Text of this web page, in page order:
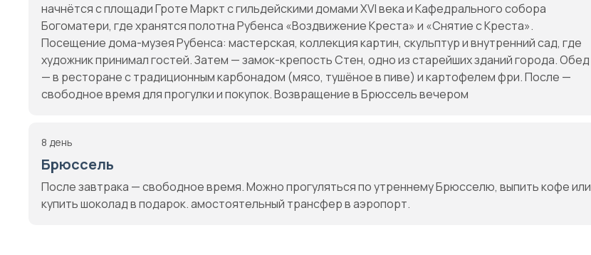
начнётся с площади Гроте Маркт с гильдейскими домами XVI века и Кафедрального собора
Богоматери, где хранятся полотна Рубенса «Воздвижение Креста» и «Снятие с Креста».
Посещение дома-музея Рубенса: мастерская, коллекция картин, скульптур и внутренний сад, где
художник принимал гостей. Затем — замок-крепость Стен, одно из старейших зданий города. Обед
— в ресторане с традиционным карбонадом (мясо, тушёное в пиве) и картофелем фри. После —
свободное время для прогулки и покупок. Возвращение в Брюссель вечером
8 день
Брюссель
После завтрака — свободное время. Можно прогуляться по утреннему Брюсселю, выпить кофе или
купить шоколад в подарок. амостоятельный трансфер в аэропорт.